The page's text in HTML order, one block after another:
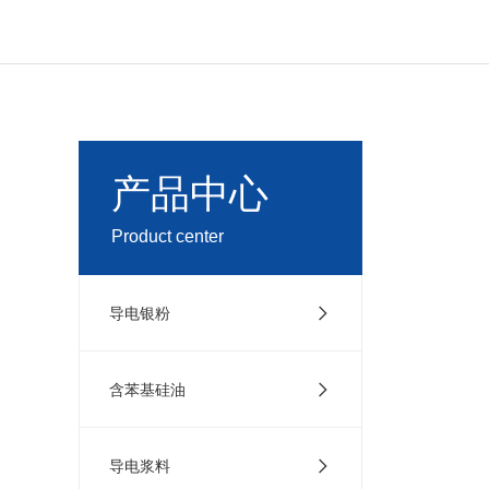
产品中心
Product center
导电银粉
含苯基硅油
导电浆料